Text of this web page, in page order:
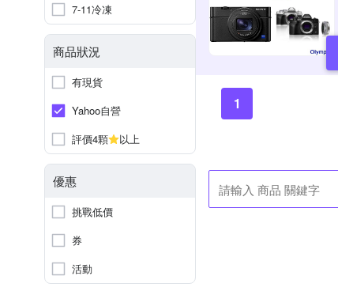
7-11冷凍
商品狀況
有現貨
Yahoo自營
評價4顆
以上
優惠
挑戰低價
券
活動
1